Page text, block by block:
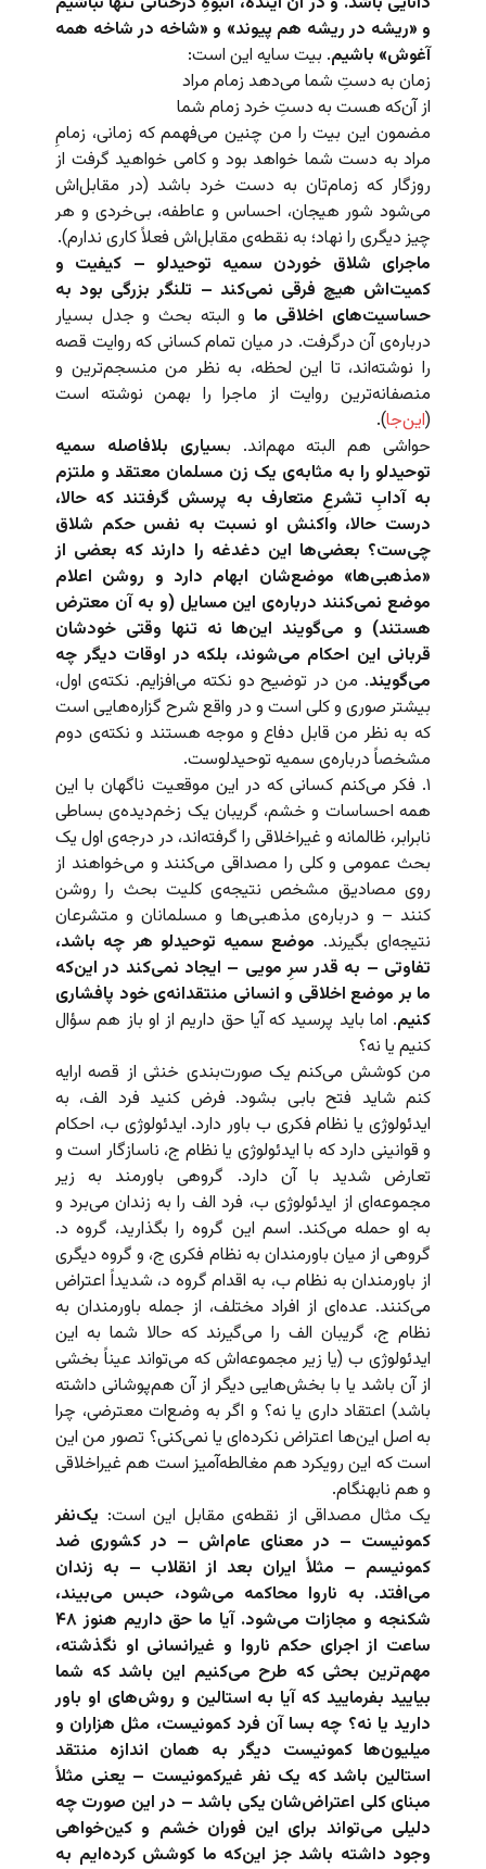
و «ریشه در ریشه هم پیوند» و «شاخه در شاخه همه
آغوش» باشیم. بیت سایه این است:
زمان به دستِ شما می‌دهد زمام مراد
از آن‌که هست به دستِ خرد زمام شما
مضمون این بیت را من چنین می‌فهمم که زمانی، زمامِ
مراد به دست شما خواهد بود و کامی خواهید گرفت از
روزگار که زمام‌تان به دست خرد باشد (در مقابل‌اش
می‌شود شور هیجان، احساس و عاطفه، بی‌خردی و هر
چیز دیگری را نهاد؛ به نقطه‌ی مقابل‌اش فعلاً کاری ندارم).
ماجرای شلاق خوردن سمیه توحیدلو – کیفیت و
کمیت‌اش هیچ فرقی نمی‌کند – تلنگر بزرگی بود به
حساسیت‌های اخلاقی ما و البته بحث و جدل بسیار
درباره‌ی آن درگرفت. در میان تمام کسانی که روایت قصه
را نوشته‌اند، تا این لحظه، به نظر من منسجم‌ترین و
منصفانه‌ترین روایت از ماجرا را بهمن نوشته است
(این‌جا).
حواشی هم البته مهم‌اند. بسیاری بلافاصله سمیه
توحیدلو را به مثابه‌ی یک زن مسلمان معتقد و ملتزم
به آدابِ تشرعِ متعارف به پرسش گرفتند که حالا،
درست حالا، واکنش او نسبت به نفس حکم شلاق
چی‌ست؟ بعضی‌ها این دغدغه را دارند که بعضی از
«مذهبی‌ها» موضع‌شان ابهام دارد و روشن اعلام
موضع نمی‌کنند درباره‌ی این مسایل (و به آن معترض
هستند) و می‌گویند این‌ها نه تنها وقتی خودشان
قربانی این احکام می‌شوند، بلکه در اوقات دیگر چه
می‌گویند. من در توضیح دو نکته می‌افزایم. نکته‌ی اول،
بیشتر صوری و کلی است و در واقع شرح گزاره‌هایی است
که به نظر من قابل دفاع و موجه هستند و نکته‌ی دوم
مشخصاً درباره‌ی سمیه توحیدلوست.
۱. فکر می‌کنم کسانی که در این موقعیت ناگهان با این
همه احساسات و خشم، گریبان یک زخم‌دیده‌ی بساطی
نابرابر، ظالمانه و غیراخلاقی را گرفته‌اند، در درجه‌ی اول یک
بحث عمومی و کلی را مصداقی می‌کنند و می‌خواهند از
روی مصادیق مشخص نتیجه‌ی کلیت بحث را روشن
کنند – و درباره‌ی مذهبی‌ها و مسلمانان و متشرعان
نتیجه‌ای بگیرند. موضع سمیه توحیدلو هر چه باشد،
تفاوتی – به قدر سرِ مویی – ایجاد نمی‌کند در این‌که
ما بر موضع اخلاقی و انسانی منتقدانه‌ی خود پافشاری
کنیم. اما باید پرسید که آیا حق داریم از او باز هم سؤال
کنیم یا نه؟
من کوشش می‌کنم یک صورت‌بندی خنثی از قصه ارایه
کنم شاید فتح بابی بشود. فرض کنید فرد الف، به
ایدئولوژی یا نظام فکری ب باور دارد. ایدئولوژی ب، احکام
و قوانینی دارد که با ایدئولوژی یا نظام ج، ناسازگار است و
تعارض شدید با آن دارد. گروهی باورمند به زیر
مجموعه‌ای از ایدئولوژی ب، فرد الف را به زندان می‌برد و
به او حمله می‌کند. اسم این گروه را بگذارید، گروه د.
گروهی از میان باورمندان به نظام فکری ج، و گروه دیگری
از باورمندان به نظام ب، به اقدام گروه د، شدیداً اعتراض
می‌کنند. عده‌ای از افراد مختلف، از جمله باورمندان به
نظام ج، گریبان الف را می‌گیرند که حالا شما به این
ایدئولوژی ب (یا زیر مجموعه‌اش که می‌تواند عیناً بخشی
از آن باشد یا با بخش‌هایی دیگر از آن هم‌پوشانی داشته
باشد) اعتقاد داری یا نه؟ و اگر به وضع‌ات معترضی، چرا
به اصل این‌ها اعتراض نکرده‌ای یا نمی‌کنی؟ تصور من این
است که این رویکرد هم مغالطه‌آمیز است هم غیراخلاقی
و هم نابهنگام.
یک مثال مصداقی از نقطه‌ی مقابل این است: یک‌نفر
کمونیست – در معنای عام‌اش – در کشوری ضد
کمونیسم – مثلاً ایران بعد از انقلاب – به زندان
می‌افتد. به ناروا محاکمه می‌شود، حبس می‌بیند،
شکنجه و مجازات می‌شود. آیا ما حق داریم هنوز ۴۸
ساعت از اجرای حکم ناروا و غیرانسانی او نگذشته،
مهم‌ترین بحثی که طرح می‌کنیم این باشد که شما
بیایید بفرمایید که آیا به استالین و روش‌های او باور
دارید یا نه؟ چه بسا آن فرد کمونیست، مثل هزاران و
میلیون‌ها کمونیست دیگر به همان اندازه منتقد
استالین باشد که یک نفر غیرکمونیست – یعنی مثلاً
مبنای کلی اعتراض‌شان یکی باشد – در این صورت چه
دلیلی می‌تواند برای این فوران خشم و کین‌خواهی
وجود داشته باشد جز این‌که ما کوشش کرده‌ایم به